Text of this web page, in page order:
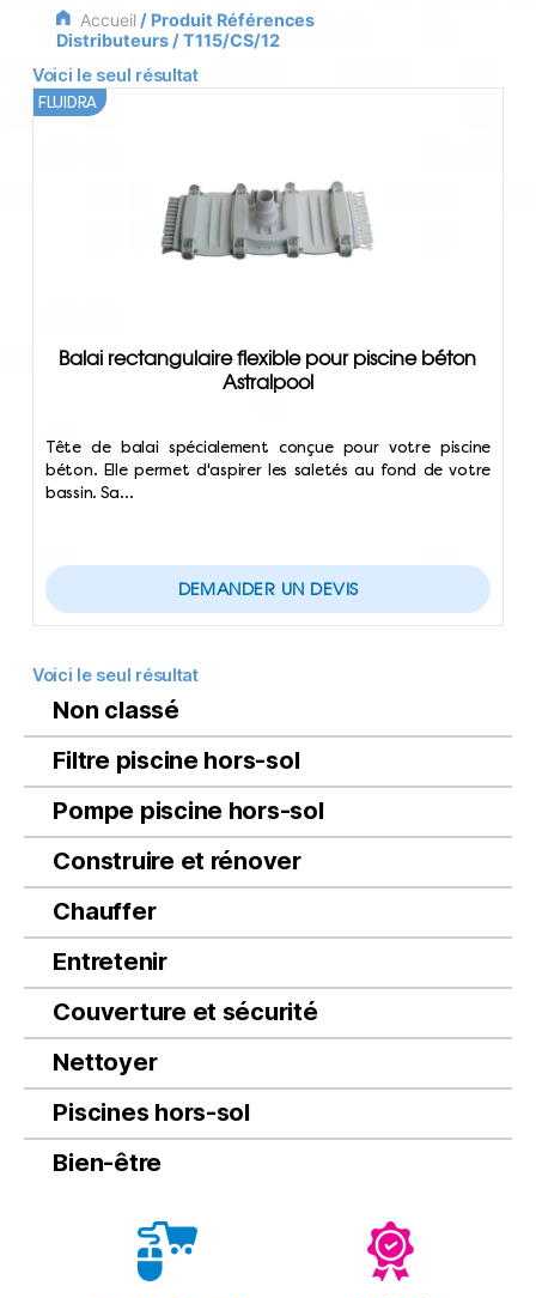
Accueil/ Produit Références
Distributeurs / T115/CS/12
Voici le seul résultat
Balai rectangulaire flexible pour piscine béton
Astralpool
FLUIDRA
Tête de balai spécialement conçue pour votre piscine
béton. Elle permet d'aspirer les saletés au fond de votre
bassin. Sa…
DEMANDER UN DEVIS
Voici le seul résultat
Non classé
Filtre piscine hors-sol
Pompe piscine hors-sol
Construire et rénover
Chauffer
Entretenir
Couverture et sécurité
Nettoyer
Piscines hors-sol
Bien-être